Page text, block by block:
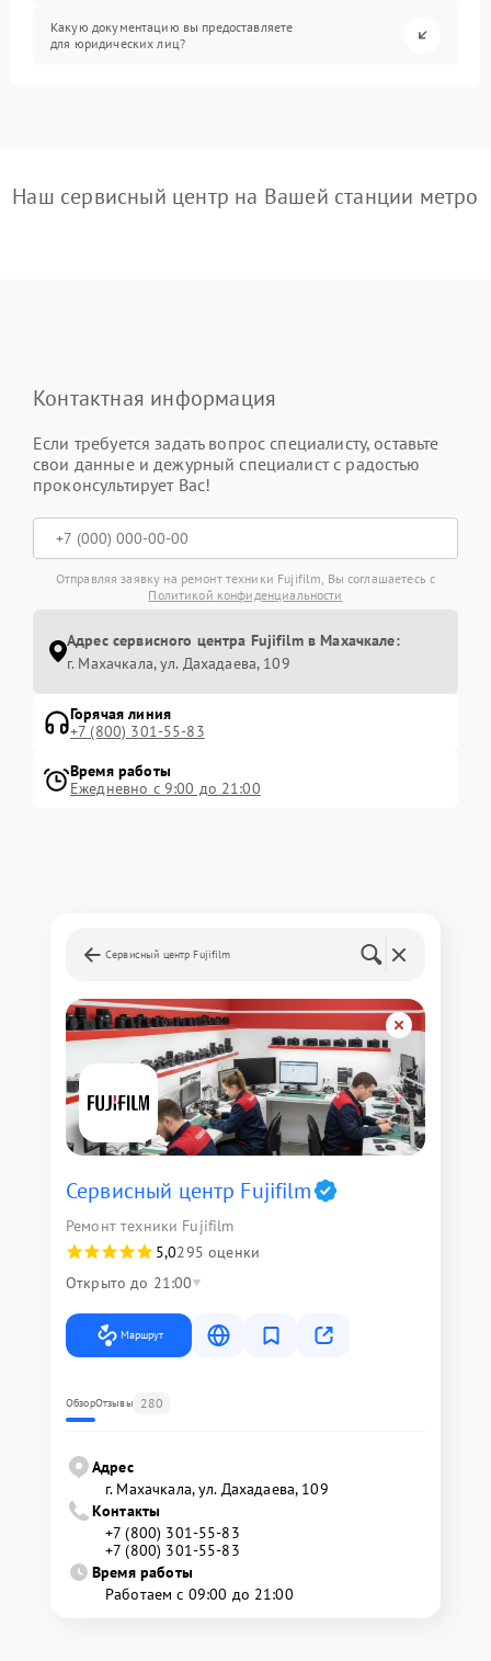
Какую документацию вы предоставляете
для юридических лиц?
Наш сервисный центр на Вашей станции метро
Контактная информация
Если требуется задать вопрос специалисту, оставьте
свои данные и дежурный специалист с радостью
проконсультирует Вас!
Отправляя заявку на ремонт техники Fujifilm, Вы соглашаетесь с
Политикой конфиденциальности
Адрес сервисного центра Fujifilm в Махачкале:
г. Махачкала, ул. Дахадаева, 109
Горячая линия
+7 (800) 301-55-83
Время работы
Ежедневно с 9:00 до 21:00
Сервисный центр Fujifilm
Сервисный центр Fujifilm
Ремонт техники Fujifilm
5,0295 оценки
Открыто до 21:00
Маршрут
ОбзорОтзывы 280
Адрес
г. Махачкала, ул. Дахадаева, 109
Контакты
+7 (800) 301-55-83
+7 (800) 301-55-83
Время работы
Работаем с 09:00 до 21:00